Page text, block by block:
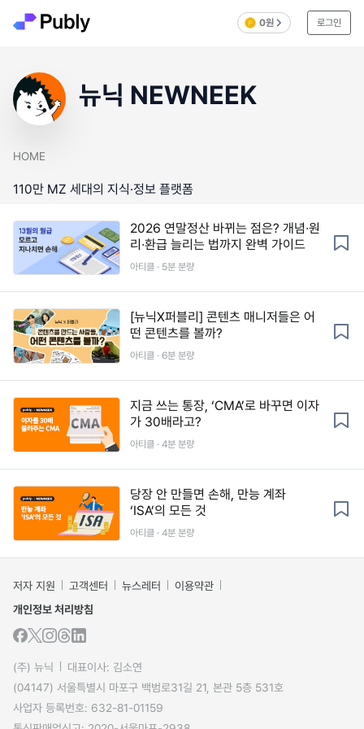
0원 로그인
뉴닉 NEWNEEK
HOME
110만 MZ 세대의 지식·정보 플랫폼
2026 연말정산 바뀌는 점은? 개념∙원
리∙환급 늘리는 법까지 완벽 가이드
아티클 · 5분 분량
[뉴닉X퍼블리] 콘텐츠 매니저들은 어
떤 콘텐츠를 볼까?
아티클 · 6분 분량
지금 쓰는 통장, ‘CMA’로 바꾸면 이자
가 30배라고?
아티클 · 4분 분량
당장 안 만들면 손해, 만능 계좌
‘ISA’의 모든 것
아티클 · 4분 분량
저자 지원 고객센터 뉴스레터
이용약관
개인정보 처리방침
(주) 뉴닉
대표이사: 김소연
(04147) 서울특별시 마포구 백범로31길 21, 본관 5층 531호
사업자 등록번호: 632-81-01159